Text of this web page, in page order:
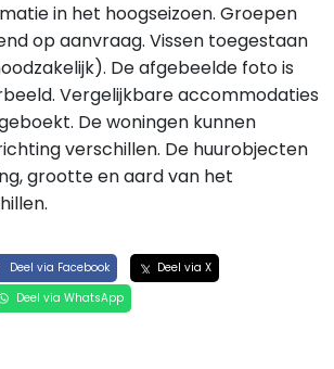
in het hoogseizoen. Groepen
op aanvraag. Vissen toegestaan
De afgebeelde foto is
Vergelijkbare accommodaties
De woningen kunnen
verschillen. De huurobjecten
grootte en aard van het
Deel via Facebook
Deel via X
Deel via WhatsApp